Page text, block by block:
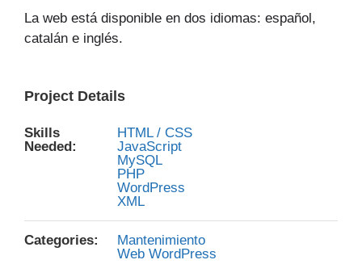
La web está disponible en dos idiomas: español,
catalán e inglés.
Project Details
Skills
Needed:
HTML / CSS
JavaScript
MySQL
PHP
WordPress
XML
Categories:
Mantenimiento
Web WordPress